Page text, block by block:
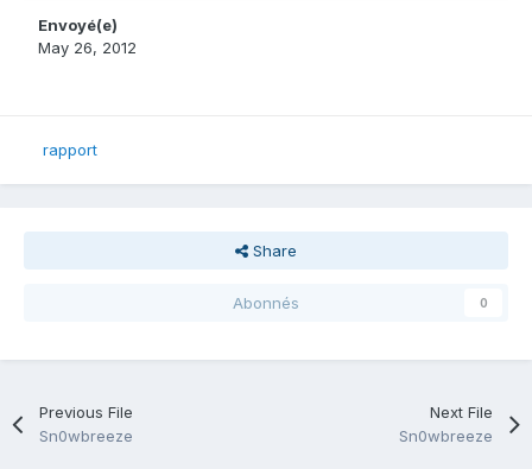
Envoyé(e)
May 26, 2012
rapport
Share
Abonnés 0
Previous File
Sn0wbreeze
Next File
Sn0wbreeze